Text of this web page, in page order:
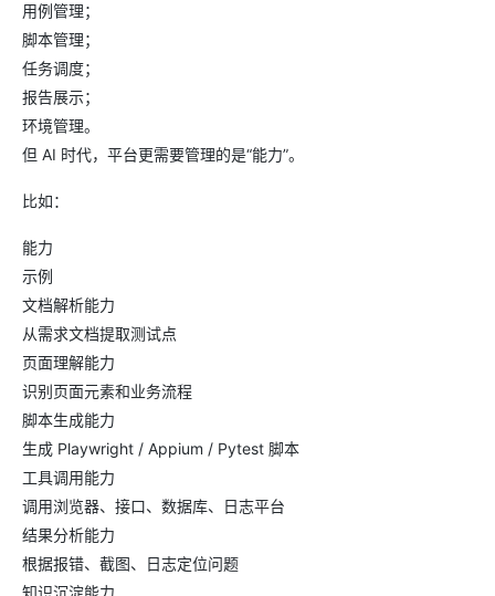
用例管理；
脚本管理；
任务调度；
报告展示；
环境管理。
但 AI 时代，平台更需要管理的是“能力”。
比如：
能力
示例
文档解析能力
从需求文档提取测试点
页面理解能力
识别页面元素和业务流程
脚本生成能力
生成 Playwright / Appium / Pytest 脚本
工具调用能力
调用浏览器、接口、数据库、日志平台
结果分析能力
根据报错、截图、日志定位问题